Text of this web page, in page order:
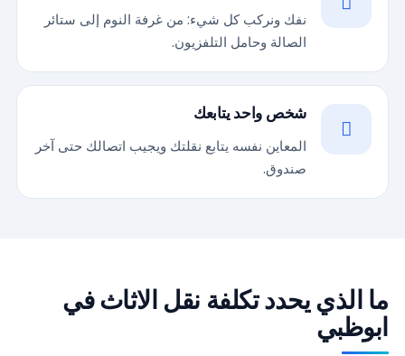
نفك ونركب كل شيء: من غرفة النوم إلى ستائر
الصالة وحامل التلفزيون.
شخص واحد يتابعك
المعاين نفسه يتابع نقلتك ويجيب اتصالك حتى آخر
صندوق.
ما الذي يحدد تكلفة نقل الاثاث في
ابوظبي